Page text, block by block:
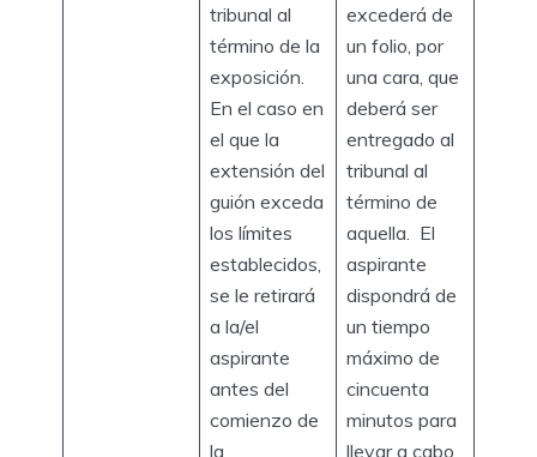
tribunal al
término de la
exposición.
En el caso en
el que la
extensión del
guión exceda
los límites
establecidos,
se le retirará
a la/el
aspirante
antes del
comienzo de
la
excederá de
un folio, por
una cara, que
deberá ser
entregado al
tribunal al
término de
aquella. El
aspirante
dispondrá de
un tiempo
máximo de
cincuenta
minutos para
llevar a cabo